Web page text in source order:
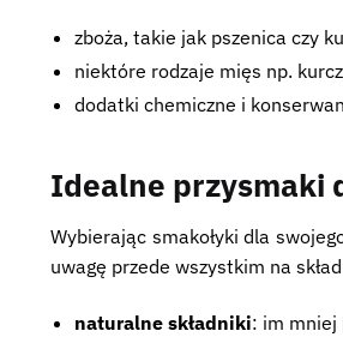
zboża, takie jak pszenica czy
niektóre rodzaje mięs np.
dodatki chemiczne i
Idealne przysmaki
Wybierając smakołyki dla
uwagę przede wszystkim na
naturalne składniki: im mniej